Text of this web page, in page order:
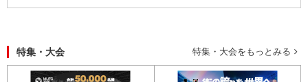
特集・大会 特集・大会をもっとみる